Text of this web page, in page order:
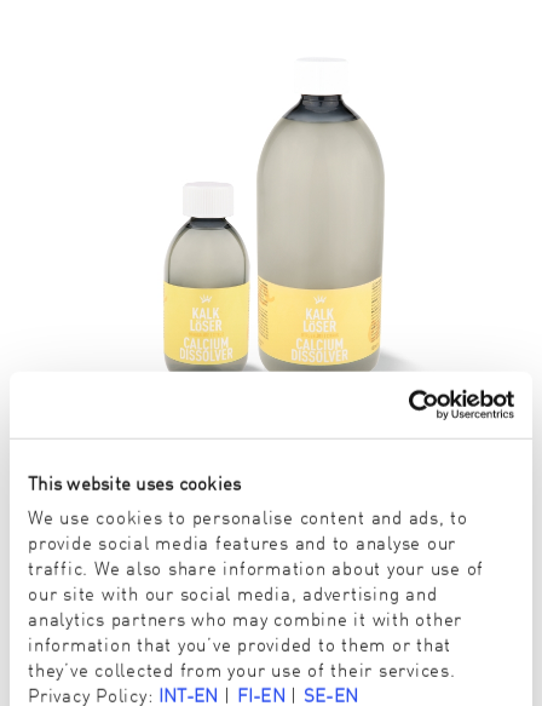
This website uses cookies
We use cookies to personalise content and ads, to
provide social media features and to analyse our
traffic. We also share information about your use of
our site with our social media, advertising and
analytics partners who may combine it with other
information that you’ve provided to them or that
they’ve collected from your use of their services.
Privacy Policy: INT-EN FI-EN SE-EN
Kód 52003/52025